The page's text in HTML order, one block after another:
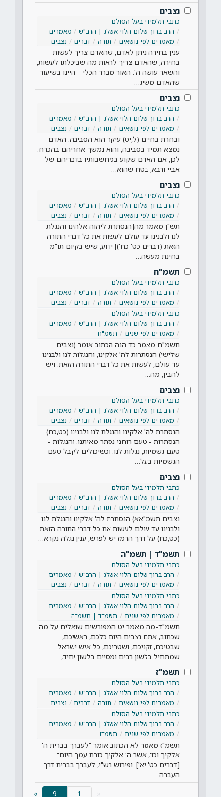
נצבים
כתבי תלמידי בעל הסולם
הרב ברוך שלום הלוי אשלג | הרב"ש
מאמרים
מאמרים לפי נושאים
תורה דברים נצבים
ענין בחירה ניתן לאדם, שהאדם צריך לעשות
בחירה, שהאדם צריך לראות מה שביכלתו לעשות,
והשאר עושה ה'. האור מברר הכלי – היינו בשיעור
שהאדם משיג…
נצבים
כתבי תלמידי בעל הסולם
הרב ברוך שלום הלוי אשלג | הרב"ש
מאמרים
מאמרים לפי נושאים
תורה דברים נצבים
ובחרת בחיים (ל,יט) עיקר הוא הסביבה. האדם
נמצא תמיד בסביבה, והוא נמשך אחריהם בהכרח.
לכן, אם האדם שקוע במחשבותיו בדבריהם של
אביי ורבא, בטח שהוא…
נצבים
כתבי תלמידי בעל הסולם
הרב ברוך שלום הלוי אשלג | הרב"ש
מאמרים
מאמרים לפי נושאים
תורה דברים נצבים
תש"ן מאמר מה[הנסתרת ליהוה אלהינו והנגלת
לנו ולבנינו עד עולם לעשות את כל דברי התורה
הזאת (דברים כט' כח')] ידוע, שיש בקיום תו"מ
בחינת מעשה…
תשמ"ח
כתבי תלמידי בעל הסולם
הרב ברוך שלום הלוי אשלג | הרב"ש
מאמרים
מאמרים לפי נושאים
תורה דברים
נצבים
כתבי תלמידי בעל הסולם
הרב ברוך שלום הלוי אשלג | הרב"ש
מאמרים
מאמרים לפי שנים
תשמ"ח
תשמ"ח מאמר כד הנה הכתוב אומר (נצבים
שלישי) הנסתרות לה' אלקינו, והנגלות לנו ולבנינו
עד עולם, לעשות את כל דברי התורה הזאת. ויש
להבין, מה…
נצבים
כתבי תלמידי בעל הסולם
הרב ברוך שלום הלוי אשלג | הרב"ש
מאמרים
מאמרים לפי נושאים
תורה דברים נצבים
הנסתרת לה' אלקינו והנגלת לנו ולבנינו (כט,כח)
הנסתרות - טעם רוחני נסתר מאיתנו. והנגלות -
טעם גשמיות, נגלות לנו. וכשיכולים לקבל טעם
הגשמיות בעל…
נצבים
כתבי תלמידי בעל הסולם
הרב ברוך שלום הלוי אשלג | הרב"ש
מאמרים
מאמרים לפי נושאים
תורה דברים נצבים
נצבים תשמ"אא) הנסתרת לה' אלקינו והנגלת לנו
ולבנינו עד עולם לעשות את כל דברי התורה הזאת
(כט,כח) על דרך הרמז יש לפרש, ענין נגלה נקרא…
תשמ"ד | תשמ"ה
כתבי תלמידי בעל הסולם
הרב ברוך שלום הלוי אשלג | הרב"ש
מאמרים
מאמרים לפי נושאים
תורה דברים
נצבים
כתבי תלמידי בעל הסולם
הרב ברוך שלום הלוי אשלג | הרב"ש
מאמרים
מאמרים לפי שנים
תשמ"ד | תשמ"ה
תשמ"ד-מה מאמר יט המפורשים שואלים על מה
שכתוב, אתם נצבים היום כלכם, ראשיכם,
שבטיכם, זקניכם, ושטריכם, כל איש ישראל.
שמתחיל בלשון רבים ומסיים בלשון יחיד,…
תשמ"ז
כתבי תלמידי בעל הסולם
הרב ברוך שלום הלוי אשלג | הרב"ש
מאמרים
מאמרים לפי נושאים
תורה דברים
נצבים
כתבי תלמידי בעל הסולם
הרב ברוך שלום הלוי אשלג | הרב"ש
מאמרים
מאמרים לפי שנים
תשמ"ז
תשמ"ז מאמר לא הכתוב אומר "לעברך בברית ה'
אלקיך וכו', אשר ה' אלקיך כורת עמך היום"
[דברים כט' יא']. ופירוש רש"י, לעברך בברית דרך
העברה.…
9
(current)
»